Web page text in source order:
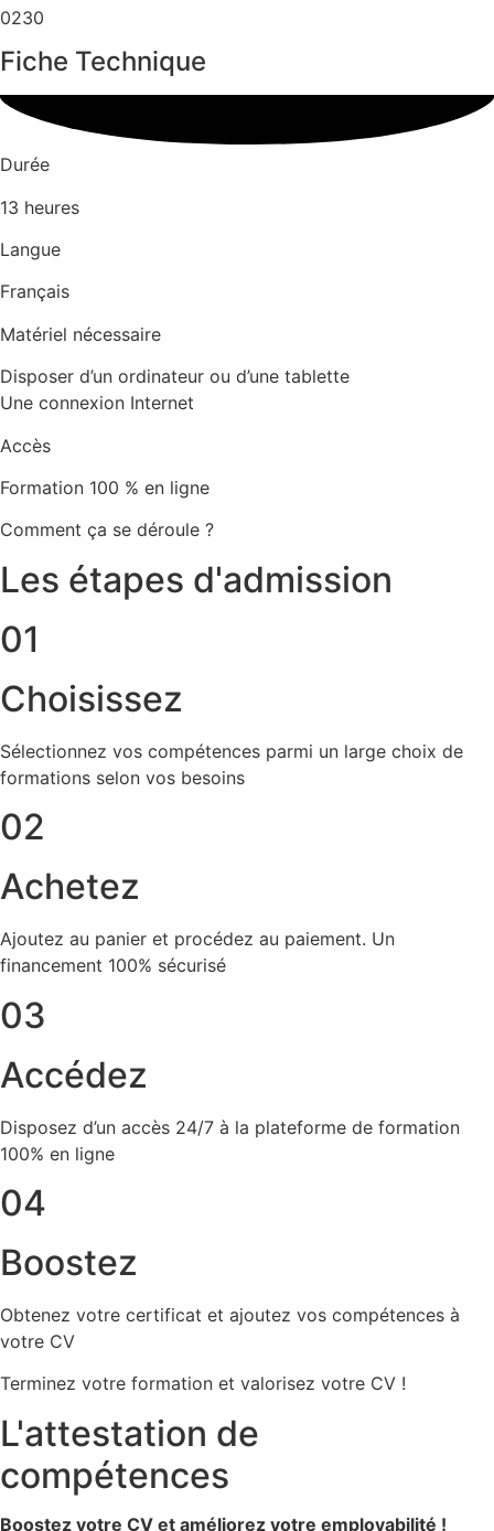
0230
Fiche Technique
Durée
13 heures
Langue
Français
Matériel nécessaire
Disposer d’un ordinateur ou d’une tablette
Une connexion Internet
Accès
Formation 100 % en ligne
Comment ça se déroule ?
Les étapes d'admission
01
Choisissez
Sélectionnez vos compétences parmi un large choix de
formations selon vos besoins
02
Achetez
Ajoutez au panier et procédez au paiement. Un
financement 100% sécurisé
03
Accédez
Disposez d’un accès 24/7 à la plateforme de formation
100% en ligne
04
Boostez
Obtenez votre certificat et ajoutez vos compétences à
votre CV
Terminez votre formation et valorisez votre CV !
L'attestation de
compétences
Boostez votre CV et améliorez votre employabilité !